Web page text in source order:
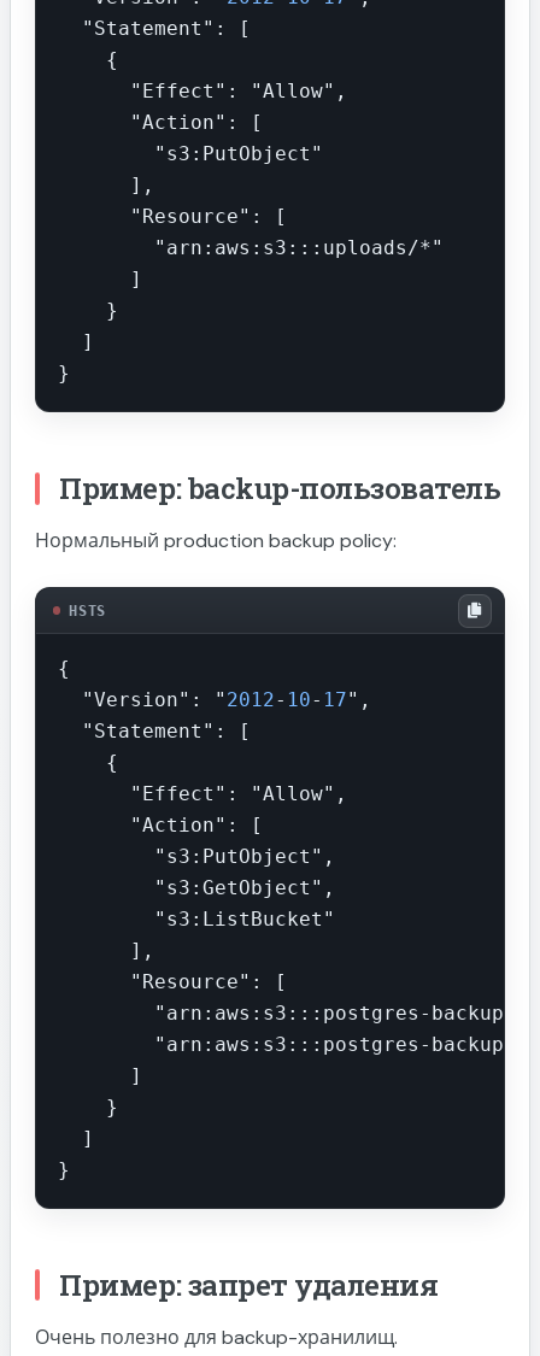
  "Statement": [
    {
      "Effect": "Allow",
      "Action": [
        "s3:PutObject"
      ],
      "Resource": [
        "arn:aws:s3:::uploads/*"
      ]
    }
  ]
}
Пример: backup-пользователь
Нормальный production backup policy:
HSTS
{
  "Version": "
2012- 10- 17",
  "Statement": [
    {
      "Effect": "Allow",
      "Action": [
        "s3:PutObject",
        "s3:GetObject",
        "s3:ListBucket"
      ],
      "Resource": [
        "arn:aws:s3:::postgres-backups",
"arn:aws:s3:::postgres-backups/
      ]
    }
  ]
}
Пример: запрет удаления
Очень полезно для backup-хранилищ.